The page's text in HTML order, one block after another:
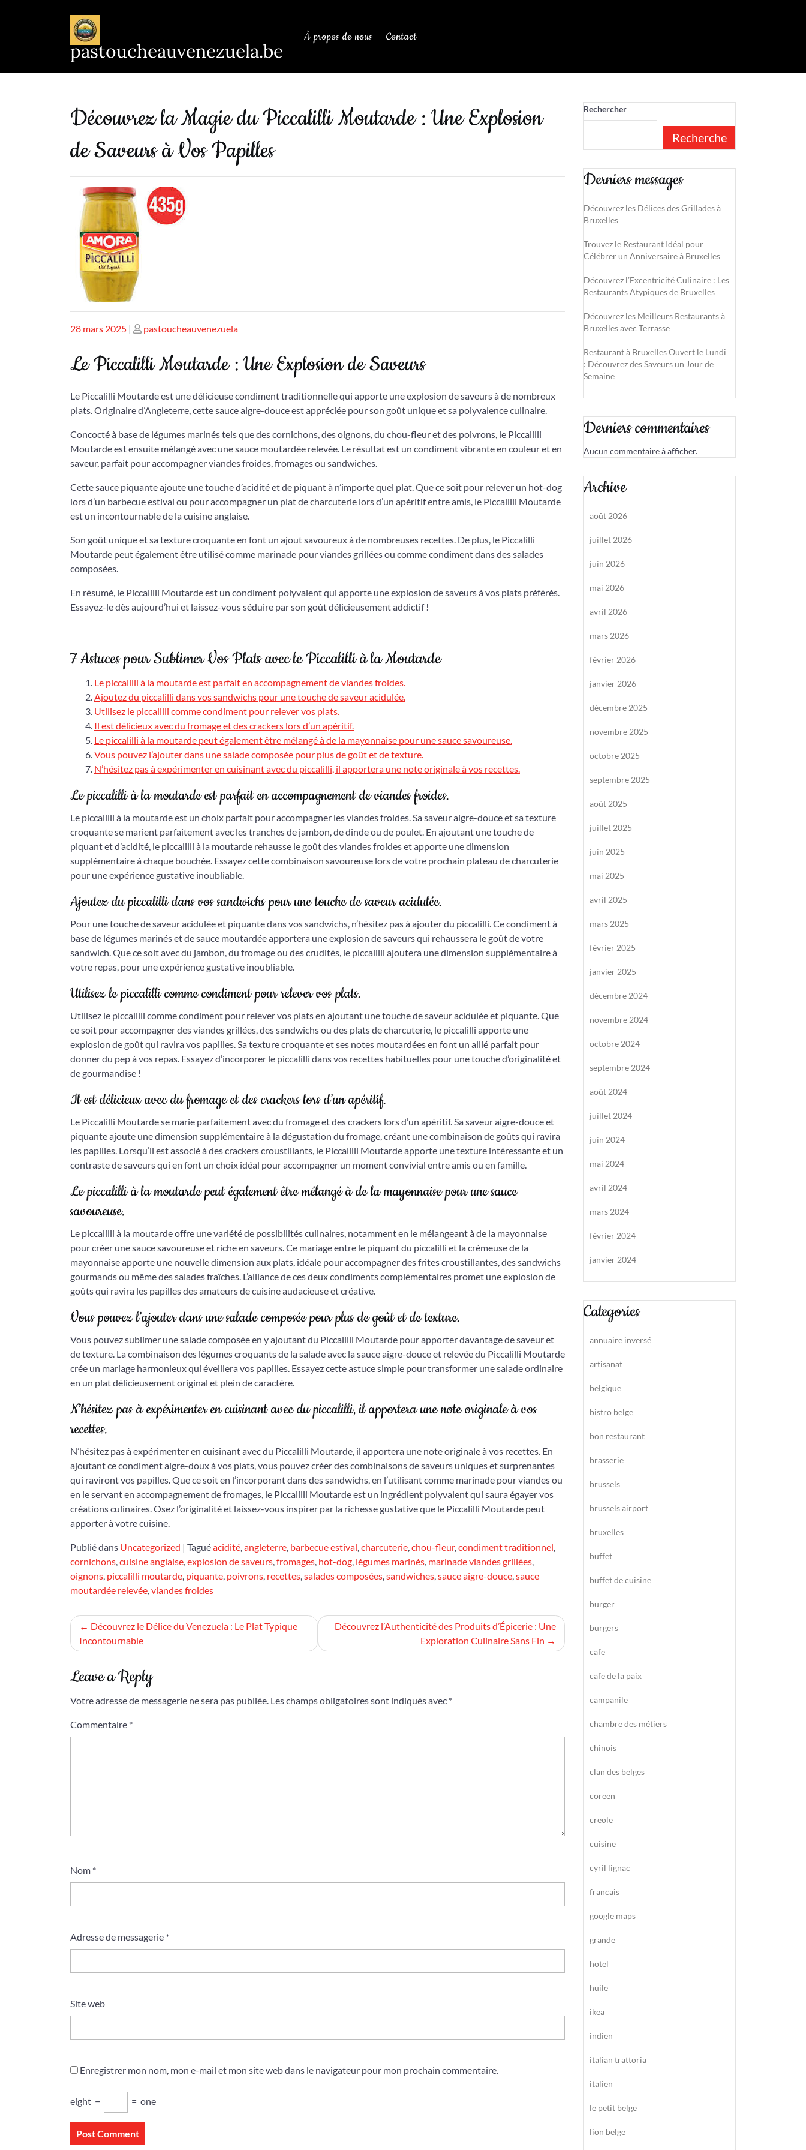
pastoucheauvenezuela.be
À propos de nous Contact
Découvrez la Magie du Piccalilli Moutarde : Une Explosion
de Saveurs à Vos Papilles
Publié
28 mars 2025 | Publié
pastoucheauvenezuela
Le Piccalilli Moutarde : Une Explosion de Saveurs
Le Piccalilli Moutarde est une délicieuse condiment traditionnelle qui apporte une explosion de saveurs à de nombreux
plats. Originaire d’Angleterre, cette sauce aigre-douce est appréciée pour son goût unique et sa polyvalence culinaire.
Concocté à base de légumes marinés tels que des cornichons, des oignons, du chou-fleur et des poivrons, le Piccalilli
Moutarde est ensuite mélangé avec une sauce moutardée relevée. Le résultat est un condiment vibrante en couleur et en
saveur, parfait pour accompagner viandes froides, fromages ou sandwiches.
Cette sauce piquante ajoute une touche d’acidité et de piquant à n’importe quel plat. Que ce soit pour relever un hot-dog
lors d’un barbecue estival ou pour accompagner un plat de charcuterie lors d’un apéritif entre amis, le Piccalilli Moutarde
est un incontournable de la cuisine anglaise.
Son goût unique et sa texture croquante en font un ajout savoureux à de nombreuses recettes. De plus, le Piccalilli
Moutarde peut également être utilisé comme marinade pour viandes grillées ou comme condiment dans des salades
composées.
En résumé, le Piccalilli Moutarde est un condiment polyvalent qui apporte une explosion de saveurs à vos plats préférés.
Essayez-le dès aujourd’hui et laissez-vous séduire par son goût délicieusement addictif !
7 Astuces pour Sublimer Vos Plats avec le Piccalilli à la Moutarde
Le piccalilli à la moutarde est parfait en accompagnement de viandes froides.
Ajoutez du piccalilli dans vos sandwichs pour une touche de saveur acidulée.
Utilisez le piccalilli comme condiment pour relever vos plats.
Il est délicieux avec du fromage et des crackers lors d’un apéritif.
Le piccalilli à la moutarde peut également être mélangé à de la mayonnaise pour une sauce savoureuse.
Vous pouvez l’ajouter dans une salade composée pour plus de goût et de texture.
N’hésitez pas à expérimenter en cuisinant avec du piccalilli, il apportera une note originale à vos recettes.
Le piccalilli à la moutarde est parfait en accompagnement de viandes froides.
Le piccalilli à la moutarde est un choix parfait pour accompagner les viandes froides. Sa saveur aigre-douce et sa texture
croquante se marient parfaitement avec les tranches de jambon, de dinde ou de poulet. En ajoutant une touche de
piquant et d’acidité, le piccalilli à la moutarde rehausse le goût des viandes froides et apporte une dimension
supplémentaire à chaque bouchée. Essayez cette combinaison savoureuse lors de votre prochain plateau de charcuterie
pour une expérience gustative inoubliable.
Ajoutez du piccalilli dans vos sandwichs pour une touche de saveur acidulée.
Pour une touche de saveur acidulée et piquante dans vos sandwichs, n’hésitez pas à ajouter du piccalilli. Ce condiment à
base de légumes marinés et de sauce moutardée apportera une explosion de saveurs qui rehaussera le goût de votre
sandwich. Que ce soit avec du jambon, du fromage ou des crudités, le piccalilli ajoutera une dimension supplémentaire à
votre repas, pour une expérience gustative inoubliable.
Utilisez le piccalilli comme condiment pour relever vos plats.
Utilisez le piccalilli comme condiment pour relever vos plats en ajoutant une touche de saveur acidulée et piquante. Que
ce soit pour accompagner des viandes grillées, des sandwichs ou des plats de charcuterie, le piccalilli apporte une
explosion de goût qui ravira vos papilles. Sa texture croquante et ses notes moutardées en font un allié parfait pour
donner du pep à vos repas. Essayez d’incorporer le piccalilli dans vos recettes habituelles pour une touche d’originalité et
de gourmandise !
Il est délicieux avec du fromage et des crackers lors d’un apéritif.
Le Piccalilli Moutarde se marie parfaitement avec du fromage et des crackers lors d’un apéritif. Sa saveur aigre-douce et
piquante ajoute une dimension supplémentaire à la dégustation du fromage, créant une combinaison de goûts qui ravira
les papilles. Lorsqu’il est associé à des crackers croustillants, le Piccalilli Moutarde apporte une texture intéressante et un
contraste de saveurs qui en font un choix idéal pour accompagner un moment convivial entre amis ou en famille.
Le piccalilli à la moutarde peut également être mélangé à de la mayonnaise pour une sauce
savoureuse.
Le piccalilli à la moutarde offre une variété de possibilités culinaires, notamment en le mélangeant à de la mayonnaise
pour créer une sauce savoureuse et riche en saveurs. Ce mariage entre le piquant du piccalilli et la crémeuse de la
mayonnaise apporte une nouvelle dimension aux plats, idéale pour accompagner des frites croustillantes, des sandwichs
gourmands ou même des salades fraîches. L’alliance de ces deux condiments complémentaires promet une explosion de
goûts qui ravira les papilles des amateurs de cuisine audacieuse et créative.
Vous pouvez l’ajouter dans une salade composée pour plus de goût et de texture.
Vous pouvez sublimer une salade composée en y ajoutant du Piccalilli Moutarde pour apporter davantage de saveur et
de texture. La combinaison des légumes croquants de la salade avec la sauce aigre-douce et relevée du Piccalilli Moutarde
crée un mariage harmonieux qui éveillera vos papilles. Essayez cette astuce simple pour transformer une salade ordinaire
en un plat délicieusement original et plein de caractère.
N’hésitez pas à expérimenter en cuisinant avec du piccalilli, il apportera une note originale à vos
recettes.
N’hésitez pas à expérimenter en cuisinant avec du Piccalilli Moutarde, il apportera une note originale à vos recettes. En
ajoutant ce condiment aigre-doux à vos plats, vous pouvez créer des combinaisons de saveurs uniques et surprenantes
qui raviront vos papilles. Que ce soit en l’incorporant dans des sandwichs, en l’utilisant comme marinade pour viandes ou
en le servant en accompagnement de fromages, le Piccalilli Moutarde est un ingrédient polyvalent qui saura égayer vos
créations culinaires. Osez l’originalité et laissez-vous inspirer par la richesse gustative que le Piccalilli Moutarde peut
apporter à votre cuisine.
Publié dans Uncategorized | Taguéacidité,angleterre, barbecue estival,charcuterie,chou-fleur,condiment traditionnel,
cornichons,cuisine anglaise,explosion de saveurs,fromages, hot-dog, légumes marinés, marinade viandes grillées,
oignons, piccalilli moutarde, piquante, poivrons, recettes,salades composées,sandwiches,sauce aigre-douce,sauce
moutardée relevée,viandes froides
Navigation
de
l’article
Découvrez le Délice du Venezuela : Le Plat Typique
Incontournable
Découvrez l’Authenticité des Produits d’Épicerie : Une
Exploration Culinaire Sans Fin
Leave a Reply
Votre adresse de messagerie ne sera pas publiée. Les champs obligatoires sont indiqués avec *
Commentaire *
Nom *
Adresse de messagerie *
Site web
Enregistrer mon nom, mon e-mail et mon site web dans le navigateur pour mon prochain commentaire.
eight − = one
Rechercher
Recherche
Derniers messages
Découvrez les Délices des Grillades à
Bruxelles
Trouvez le Restaurant Idéal pour
Célébrer un Anniversaire à Bruxelles
Découvrez l’Excentricité Culinaire : Les
Restaurants Atypiques de Bruxelles
Découvrez les Meilleurs Restaurants à
Bruxelles avec Terrasse
Restaurant à Bruxelles Ouvert le Lundi
: Découvrez des Saveurs un Jour de
Semaine
Derniers commentaires
Aucun commentaire à afficher.
Archive
août 2026
juillet 2026
juin 2026
mai 2026
avril 2026
mars 2026
février 2026
janvier 2026
décembre 2025
novembre 2025
octobre 2025
septembre 2025
août 2025
juillet 2025
juin 2025
mai 2025
avril 2025
mars 2025
février 2025
janvier 2025
décembre 2024
novembre 2024
octobre 2024
septembre 2024
août 2024
juillet 2024
juin 2024
mai 2024
avril 2024
mars 2024
février 2024
janvier 2024
Categories
annuaire inversé
artisanat
belgique
bistro belge
bon restaurant
brasserie
brussels
brussels airport
bruxelles
buffet
buffet de cuisine
burger
burgers
cafe
cafe de la paix
campanile
chambre des métiers
chinois
clan des belges
coreen
creole
cuisine
cyril lignac
francais
google maps
grande
hotel
huile
ikea
indien
italian trattoria
italien
le petit belge
lion belge